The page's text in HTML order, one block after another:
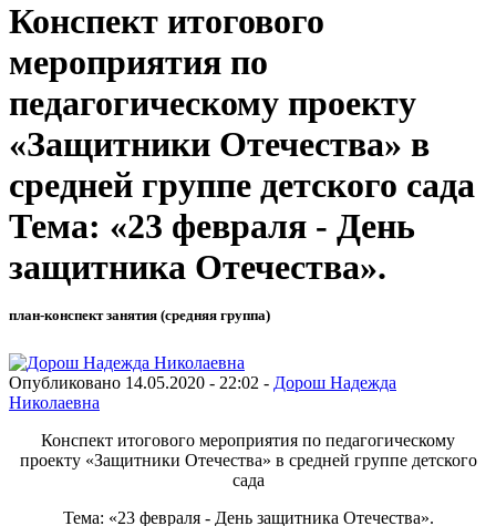
Конспект итогового
мероприятия по
педагогическому проекту
«Защитники Отечества» в
средней группе детского сада
Тема: «23 февраля - День
защитника Отечества».
план-конспект занятия (средняя группа)
Опубликовано 14.05.2020 - 22:02 - Дорош Надежда
Николаевна
Конспект итогового мероприятия по педагогическому
проекту «Защитники Отечества» в средней группе детского
сада
Тема: «23 февраля - День защитника Отечества».